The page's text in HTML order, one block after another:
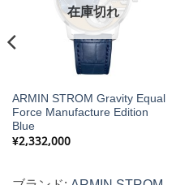
在庫切れ
ARMIN STROM Gravity Equal
Force Manufacture Edition
Blue
¥2,332,000